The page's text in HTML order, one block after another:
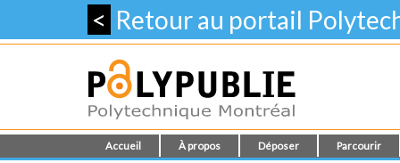
< Retour au portail
Accueil À propos Déposer Parcourir